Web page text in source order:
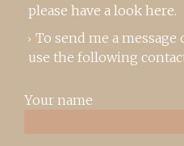
please have a look here.
To send me a message
use the following
Your name